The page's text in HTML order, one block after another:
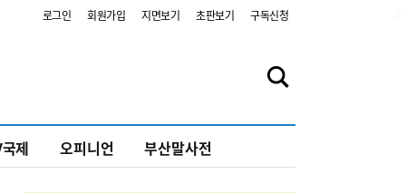
로그인 회원가입 지면보기 초판보기 구독신청
제 오피니언 부산말사전